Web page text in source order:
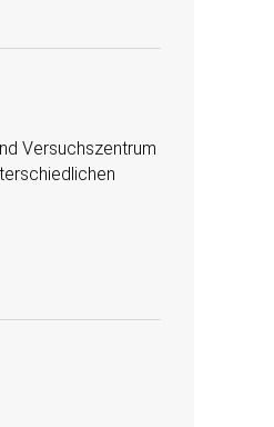
Versuchszentrum